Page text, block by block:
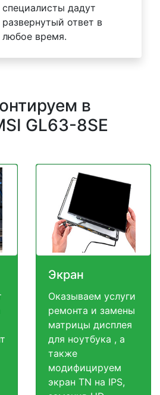
специалисты дадут
развернутый ответ в
любое время.
в
GL63-8SE
Экран
Оказываем услуги
ремонта и замены
матрицы дисплея
для ноутбука , а
также
модифицируем
экран TN на IPS,